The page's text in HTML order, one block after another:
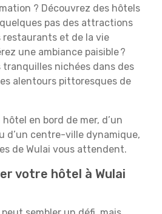
? Découvrez des hôtels
pas des attractions
et de la vie
une ambiance paisible ?
tranquilles nichées dans des
alentours pittoresques de
en bord de mer, d’un
d’un centre-ville dynamique,
de Wulai vous attendent.
votre hôtel à Wulai